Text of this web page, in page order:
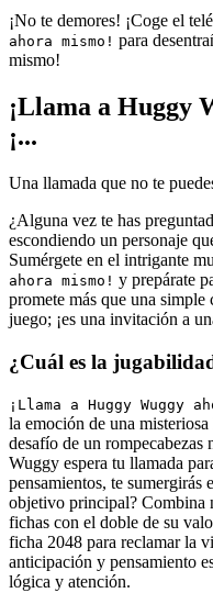
¡No te demores! ¡Coge el
ahora mismo! para
mismo!
¡Llama a Huggy
¡...
Una llamada que no te
¿Alguna vez te has
escondiendo un personaje
Sumérgete en el intrigante
ahora mismo! y prepárate
promete más que una simple
juego; ¡es una invitación a
¿Cuál es la
¡Llama a Huggy Wuggy
la emoción de una
desafío de un
Wuggy espera tu llamada
pensamientos, te
objetivo principal? Combina
fichas con el doble de su
ficha 2048 para reclamar la
anticipación y pensamiento
lógica y atención.